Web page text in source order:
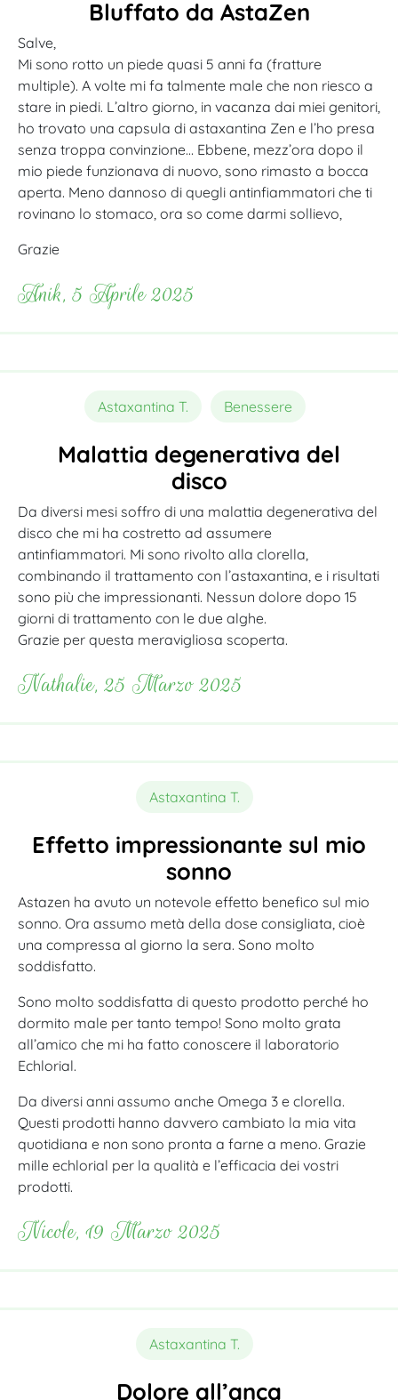
Bluffato da AstaZen
Salve,
Mi sono rotto un piede quasi 5 anni fa (fratture
multiple). A volte mi fa talmente male che non riesco a
stare in piedi. L’altro giorno, in vacanza dai miei genitori,
ho trovato una capsula di astaxantina Zen e l’ho presa
senza troppa convinzione… Ebbene, mezz’ora dopo il
mio piede funzionava di nuovo, sono rimasto a bocca
aperta. Meno dannoso di quegli antinfiammatori che ti
rovinano lo stomaco, ora so come darmi sollievo,
Grazie
Anik, 5 Aprile 2025
Astaxantina T. Benessere
Malattia degenerativa del
disco
Da diversi mesi soffro di una malattia degenerativa del
disco che mi ha costretto ad assumere
antinfiammatori. Mi sono rivolto alla clorella,
combinando il trattamento con l’astaxantina, e i risultati
sono più che impressionanti. Nessun dolore dopo 15
giorni di trattamento con le due alghe.
Grazie per questa meravigliosa scoperta.
Nathalie, 25 Marzo 2025
Astaxantina T.
Effetto impressionante sul mio
sonno
Astazen ha avuto un notevole effetto benefico sul mio
sonno. Ora assumo metà della dose consigliata, cioè
una compressa al giorno la sera. Sono molto
soddisfatto.
Sono molto soddisfatta di questo prodotto perché ho
dormito male per tanto tempo! Sono molto grata
all’amico che mi ha fatto conoscere il laboratorio
Echlorial.
Da diversi anni assumo anche Omega 3 e clorella.
Questi prodotti hanno davvero cambiato la mia vita
quotidiana e non sono pronta a farne a meno. Grazie
mille echlorial per la qualità e l’efficacia dei vostri
prodotti.
Nicole, 19 Marzo 2025
Astaxantina T.
Dolore all’anca